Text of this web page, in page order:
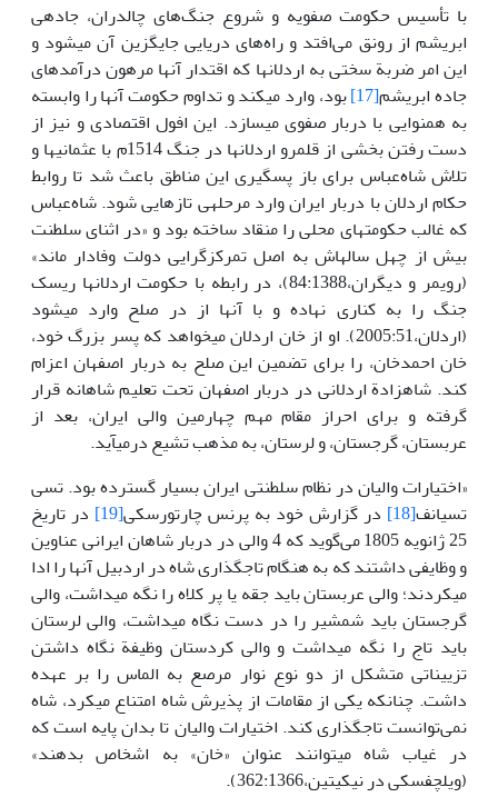
با تأسیس حکومت صفویه و شروع جنگ‌های چالدران، جاده­ی
ابریشم از رونق می‌افتد و راه‌های دریایی جایگزین آن می­شود و
این امر ضربة سختی به اردلان­ها که اقتدار آن­ها مرهون درآمدهای
جاده ابریشم[17]
بود، وارد می­کند و تداوم حکومت آن­ها را وابسته
به هم­نوایی با دربار صفوی می­سازد. این افول اقتصادی و نیز از
دست رفتن بخشی از قلمرو اردلان­ها در جنگ 1514م با عثمانی­ها و
تلاش شاه‌عباس برای باز پس­گیری این مناطق باعث شد تا روابط
حکام اردلان با دربار ایران وارد مرحله­ی تازه­ایی شود. شاه‌عباس
که غالب حکومت­های محلی را منقاد ساخته بود و «در اثنای سلطنت
بیش از چهل ساله­اش به اصل تمرکز­گرایی دولت وفادار ماند»
(رویمر و دیگران،84:1388)، در رابطه با حکومت اردلان­ها ریسک
جنگ را به کناری­ نهاده و با آن­ها از در صلح وارد می­شود
(اردلان،2005:51). او از خان اردلان­ می­خواهد که پسر بزرگ خود،
خان احمدخان، را برای تضمین این صلح به دربار اصفهان اعزام
کند. شاه­زادة اردلانی در دربار اصفهان تحت تعلیم شاهانه قرار
گرفته و برای احراز مقام مهم چهارمین والی ایران، بعد از
عربستان، گرجستان، و لرستان، به مذهب تشیع درمی­آید.
«اختیارات والیان در نظام سلطنتی ایران بسیار گسترده بود. تسی
تسیانف[18] در گزارش خود به پرنس چارتورسکی[19]
در تاریخ
25 ژانویه 1805 می‌گوید که 4 والی در دربار شاهان ایرانی عناوین
و وظایفی داشتند که به هنگام تاجگذاری شاه در اردبیل آن­ها را ادا
می­کردند؛ والی عربستان باید جقه یا پر کلاه را نگه می­داشت، والی
گرجستان باید شمشیر را در دست نگاه می­داشت، والی لرستان
باید تاج را نگه می­داشت و والی کردستان وظیفة نگاه داشتن
تزییناتی متشکل از دو نوع نوار مرصع به الماس را بر عهده
داشت. چنانکه یکی از مقامات از پذیرش شاه امتناع می­کرد، شاه
نمی‌توانست تاجگذاری کند. اختیارات والیان تا بدان پایه است که
در غیاب شاه می­توانند عنوان «خان» به اشخاص بدهند»
(ویلچفسکی در نیکیتین،362:1366).